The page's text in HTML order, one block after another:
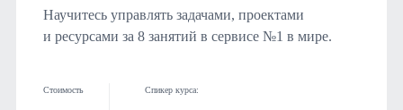
Научитесь управлять задачами, проектами
и ресурсами за 8 занятий в сервисе №1 в мире.
Стоимость Спикер курса: